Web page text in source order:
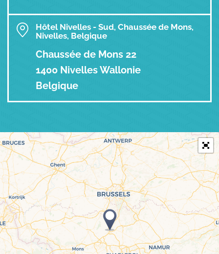
Hôtel Nivelles - Sud, Chaussée de Mons,
Nivelles, Belgique
Chaussée de Mons 22
1400 Nivelles Wallonie
Belgique